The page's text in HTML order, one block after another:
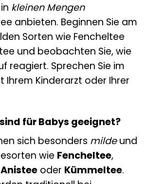
kleinen Mengen
anbieten. Beginnen Sie am
Sorten wie Fencheltee
und beobachten Sie, wie
reagiert. Sprechen Sie im
Ihrem Kinderarzt oder Ihrer
für Babys geeignet?
sich besonders mildeund
wie Fencheltee,
Anistee oder Kümmeltee.